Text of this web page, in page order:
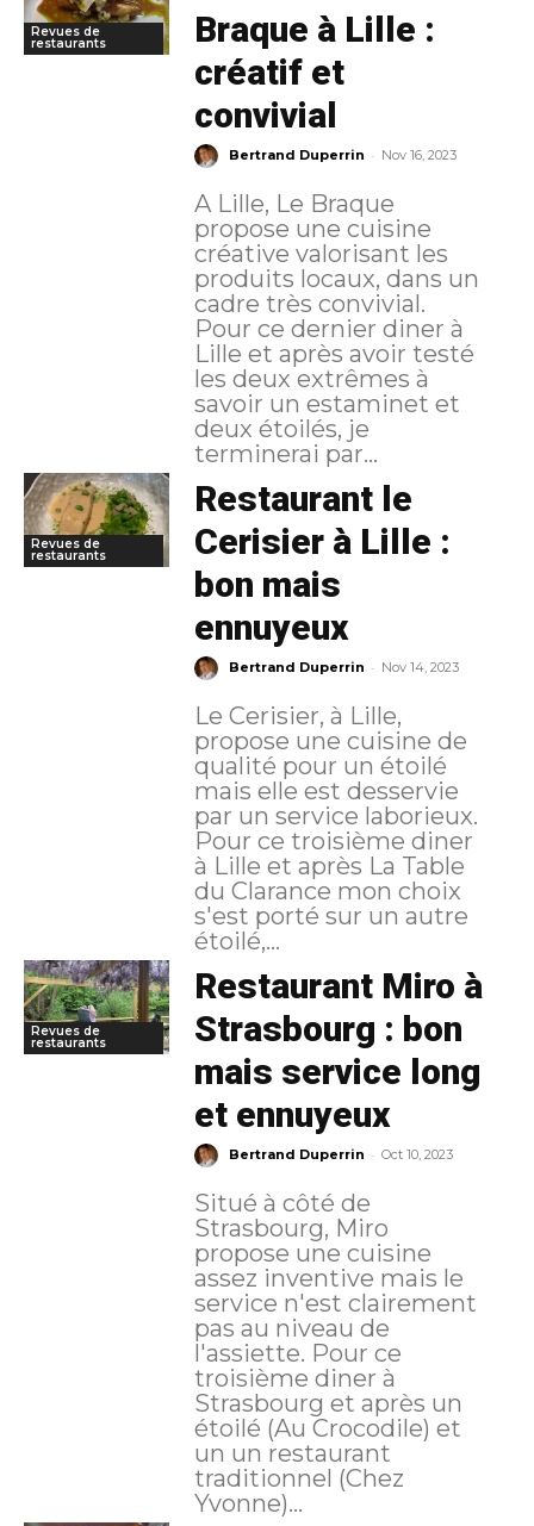
Revues de
restaurants
Braque à Lille :
créatif et
convivial
Bertrand Duperrin - Nov 16, 2023
A Lille, Le Braque
propose une cuisine
créative valorisant les
produits locaux, dans un
cadre très convivial.
Pour ce dernier diner à
Lille et après avoir testé
les deux extrêmes à
savoir un estaminet et
deux étoilés, je
terminerai par...
Revues de
restaurants
Restaurant le
Cerisier à Lille :
bon mais
ennuyeux
Bertrand Duperrin - Nov 14, 2023
Le Cerisier, à Lille,
propose une cuisine de
qualité pour un étoilé
mais elle est desservie
par un service laborieux.
Pour ce troisième diner
à Lille et après La Table
du Clarance mon choix
s'est porté sur un autre
étoilé,...
Revues de
restaurants
Restaurant Miro à
Strasbourg : bon
mais service long
et ennuyeux
Bertrand Duperrin - Oct 10, 2023
Situé à côté de
Strasbourg, Miro
propose une cuisine
assez inventive mais le
service n'est clairement
pas au niveau de
l'assiette. Pour ce
troisième diner à
Strasbourg et après un
étoilé (Au Crocodile) et
un un restaurant
traditionnel (Chez
Yvonne)...